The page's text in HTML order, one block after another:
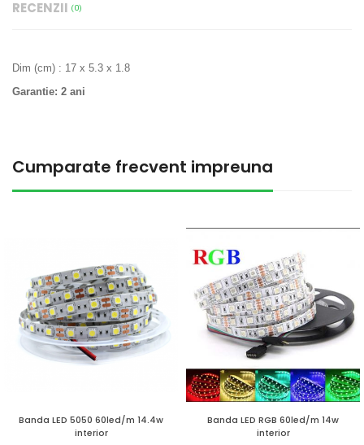
RECENZII (0)
Dim (cm) : 17 x 5.3 x 1.8
Garantie: 2 ani
Cumparate frecvent impreuna
Banda LED 5050 60led/m 14.4w
interior
Banda LED RGB 60led/m 14w
interior